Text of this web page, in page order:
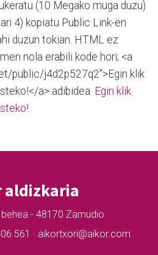
(10 Megako muga duzu)
4) kopiatu Public Link-en
duzun tokian. HTML ez
nola erabili kode hori; <a
public/j4d2p527q2">Egin klik
a> adibidea: Egin klik
aldizkaria
- 48170 Zamudio
561 · aikortxori@aikor.com